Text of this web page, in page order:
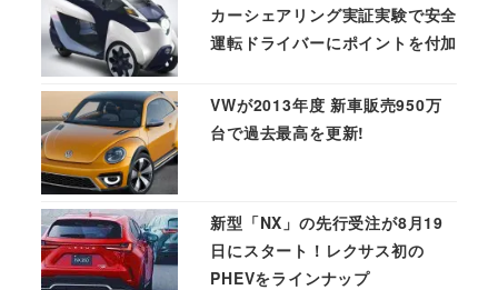
カーシェアリング実証実験で安全
運転ドライバーにポイントを付加
VWが2013年度 新車販売950万
台で過去最高を更新!
新型「NX」の先行受注が8月19
日にスタート！レクサス初の
PHEVをラインナップ